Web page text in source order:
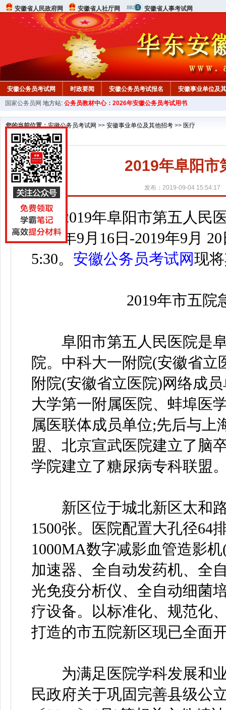
安徽省人民政府网 安徽省人社厅网 安徽省人事考试网
安徽公务员考试网 时政要闻 安徽公务员考试报名
安徽事业单位及
国家公务员网 地方站: 公务员教材中心：2026年安徽公务员考试用书
您的当前位置：安徽公务员考试网 >> 安徽事业单位及其他招考 >> 医疗
2019年阜阳市
发布：2019-09-04 15:54:17
2019年阜阳市第五人民医
2019年9月16日-2019年9月
5:30。 安徽公务员考试网现
2019年市五院
阜阳市第五人民医院是阜
院。中科大一附院(安徽省
附院(安徽省立医院)网络成
大学第一附属医院、蚌埠医
属医联体成员单位;先后与上
盟、北京宣武医院建立了脑
学院建立了糖尿病专科联盟
新区位于城北新区太和路
1500张。医院配置大孔径64
1000MA数字减影血管造影
加速器、全自动发药机、全
光免疫分析仪、全自动细菌
疗设备。以标准化、规范化
打造的市五院新区现已全面
为满足医院学科发展和业
民政府关于巩固完善县级公